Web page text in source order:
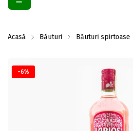
Acasă Băuturi Băuturi spirtoase
-6%